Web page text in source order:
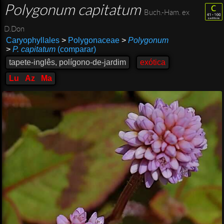
Polygonum capitatum Buch.-Ham. ex
D.Don
Caryophyllales >Polygonaceae > Polygonum
> P. capitatum(comparar)
tapete-inglês, polígono-de-jardim
exótica
Lu
Az Ma